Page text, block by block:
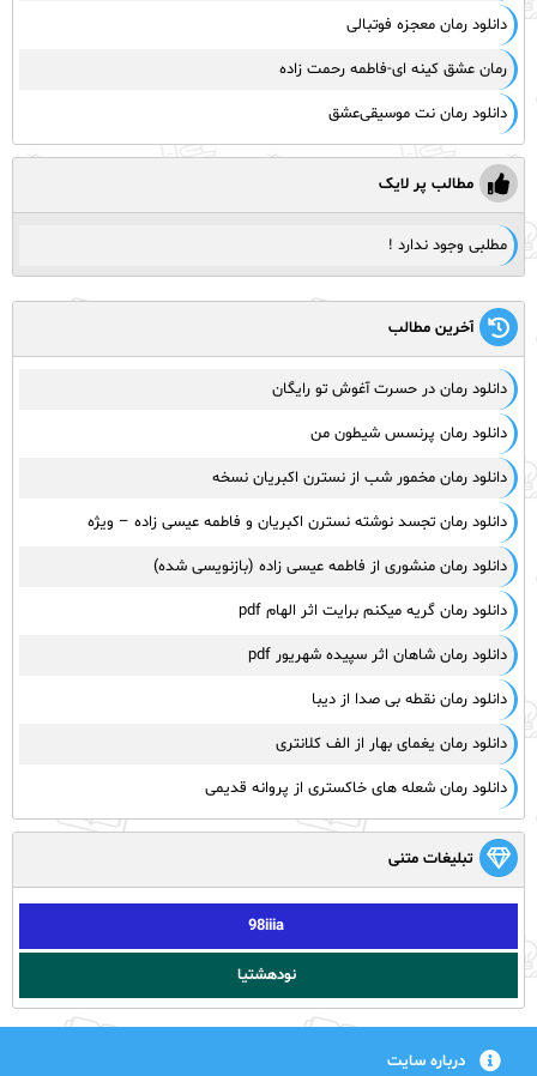
دانلود رمان معجزه فوتبالی
رمان عشق کینه ای-فاطمه رحمت زاده
دانلود رمان نت موسیقی‌عشق
مطالب پر لایک
مطلبی وجود ندارد !
آخرین مطالب
دانلود رمان در حسرت آغوش تو رایگان
دانلود رمان پرنسس شیطون من
دانلود رمان مخمور شب از نسترن اکبریان نسخه
دانلود رمان تجسد نوشته نسترن اکبریان و فاطمه عیسی زاده – ویژه
دانلود رمان منشوری از فاطمه عیسی زاده (بازنویسی شده)
دانلود رمان گریه میکنم برایت اثر الهام pdf
دانلود رمان شاهان اثر سپیده شهریور pdf
دانلود رمان نقطه بی صدا از دیبا
دانلود رمان یغمای بهار از الف کلانتری
دانلود رمان شعله های خاکستری از پروانه قدیمی
تبلیغات متنی
98iiia
نودهشتیا
درباره سایت